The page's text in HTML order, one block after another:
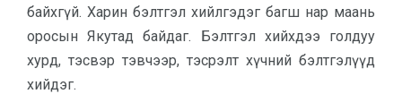
байхгүй. Харин бэлтгэл хийлгэдэг багш нар маань
оросын Якутад байдаг. Бэлтгэл хийхдээ голдуу
хурд, тэсвэр тэвчээр, тэсрэлт хүчний бэлтгэлүүд
хийдэг.